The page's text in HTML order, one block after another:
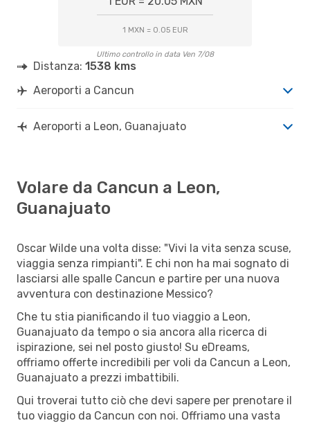
1 MXN = 0.05 EUR
Ultimo controllo in data Ven 7/08
Distanza: 1538 kms
Aeroporti a Cancun
Aeroporti a Leon, Guanajuato
Volare da Cancun a Leon,
Guanajuato
Oscar Wilde una volta disse: "Vivi la vita senza scuse,
viaggia senza rimpianti". E chi non ha mai sognato di
lasciarsi alle spalle Cancun e partire per una nuova
avventura con destinazione Messico?
Che tu stia pianificando il tuo viaggio a Leon,
Guanajuato da tempo o sia ancora alla ricerca di
ispirazione, sei nel posto giusto! Su eDreams,
offriamo offerte incredibili per voli da Cancun a Leon,
Guanajuato a prezzi imbattibili.
Qui troverai tutto ciò che devi sapere per prenotare il
tuo viaggio da Cancun con noi. Offriamo una vasta